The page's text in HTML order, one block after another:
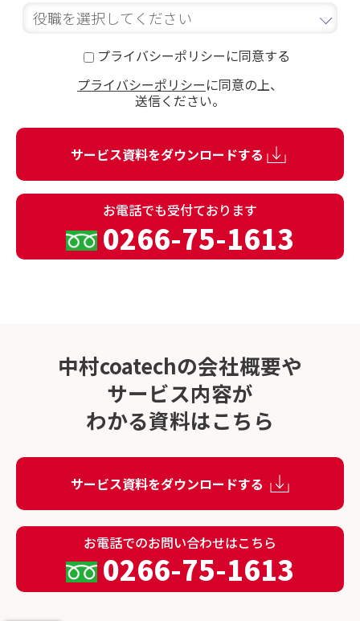
プライバシーポリシーに同意する
プライバシーポリシーに同意の上、
送信ください。
お電話でも受付ております
0266-75-1613
中村coatechの会社概要や
サービス内容が
わかる資料はこちら
サービス資料をダウンロードする
お電話でのお問い合わせはこちら
0266-75-1613